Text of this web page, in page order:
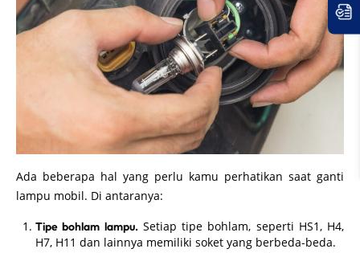
Ada beberapa hal yang perlu kamu perhatikan saat ganti
lampu mobil. Di antaranya:
Tipe bohlam lampu. Setiap tipe bohlam, seperti HS1, H4,
H7, H11 dan lainnya memiliki soket yang berbeda-beda.